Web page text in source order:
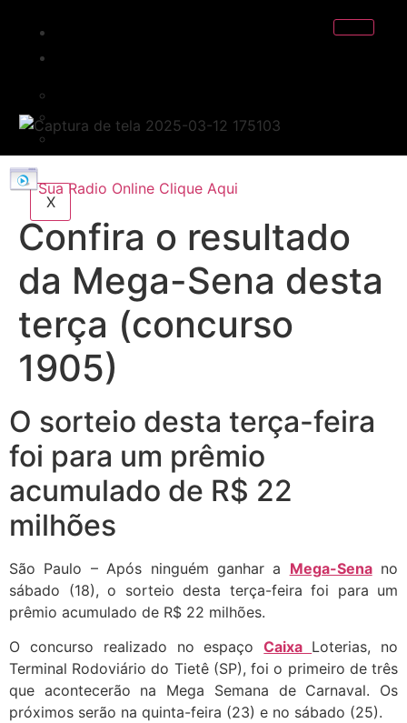
POLÍCIA
X
Sua Radio Online Clique Aqui
Confira o resultado
da Mega-Sena desta
terça (concurso
1905)
O sorteio desta terça-feira
foi para um prêmio
acumulado de R$ 22
milhões
São Paulo – Após ninguém ganhar a Mega-Senano
sábado (18), o sorteio desta terça-feira foi para um
prêmio acumulado de R$ 22 milhões.
O concurso realizado no espaçoCaixa Loterias, no
Terminal Rodoviário do Tietê (SP), foi o primeiro de três
que acontecerão na Mega Semana de Carnaval. Os
próximos serão na quinta-feira (23) e no sábado (25).